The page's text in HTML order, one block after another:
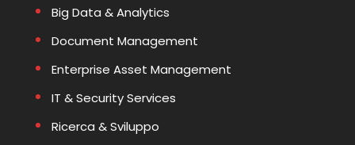
Big Data & Analytics
Document Management
Enterprise Asset Management
IT & Security Services
Ricerca & Sviluppo